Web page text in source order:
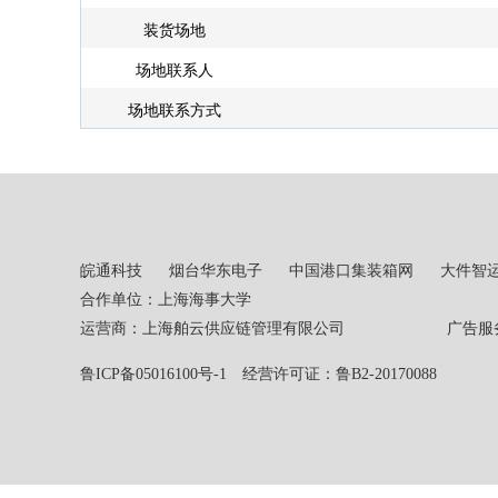
装货场地
场地联系人
场地联系方式
皖通科技 烟台华东电子 中国港口集装箱网
大件智
合作单位：上海海事大学
运营商：上海舶云供应链管理有限公司 广告服务热
鲁ICP备05016100号-1 经营许可证：鲁B2-20170088